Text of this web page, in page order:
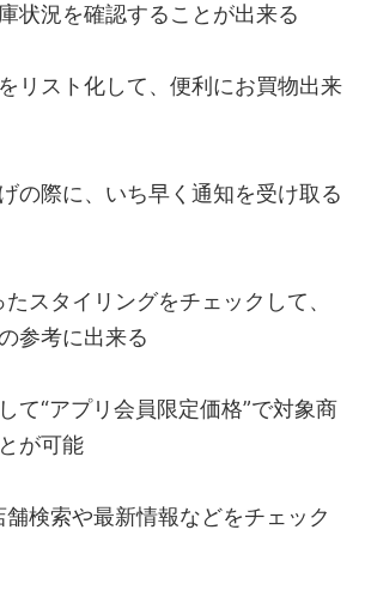
状況を確認することが出来る
リスト化して、便利にお買物出来
の際に、いち早く通知を受け取る
たスタイリングをチェックして、
参考に出来る
て“アプリ会員限定価格”で対象商
が可能
舗検索や最新情報などをチェック